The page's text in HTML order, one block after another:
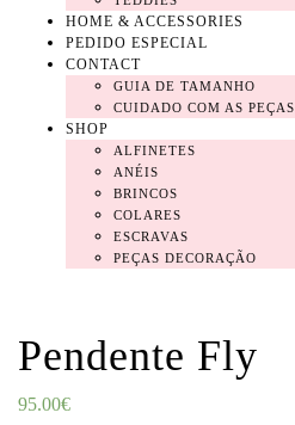
HOME & ACCESSORIES
PEDIDO ESPECIAL
CONTACT
GUIA DE TAMANHO
CUIDADO COM AS PEÇAS
SHOP
ALFINETES
ANÉIS
BRINCOS
COLARES
ESCRAVAS
PEÇAS DECORAÇÃO
Pendente Fly
95.00€